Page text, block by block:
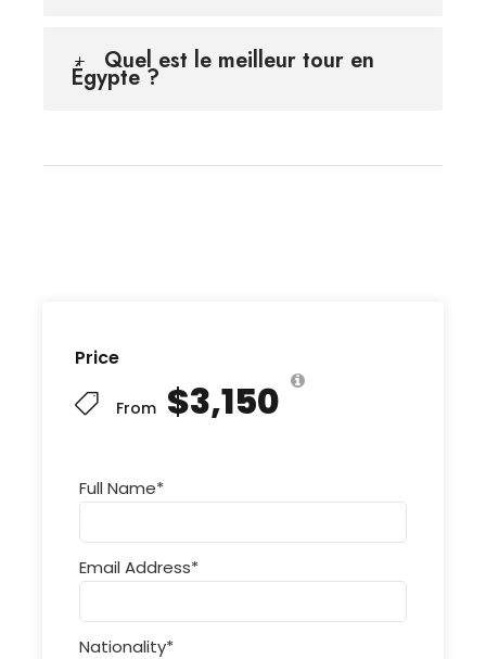
Price
From $3,150
Full Name*
Email Address*
Nationality*
Quel est le meilleur tour en
Égypte ?